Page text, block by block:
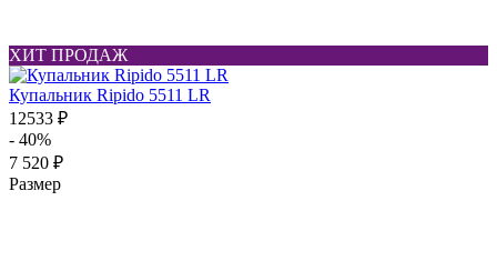
ХИТ ПРОДАЖ
Купальник Ripido 5511 LR
12533 ₽
- 40%
7 520 ₽
Размер